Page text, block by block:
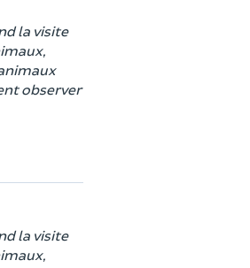
la visite
observer
la visite